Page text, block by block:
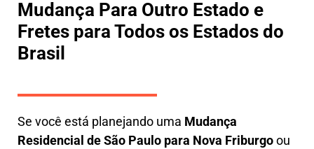
Mudança Para Outro Estado e
Fretes para Todos os Estados do
Brasil
Se você está planejando uma Mudança
Residencial de São Paulo para Nova Friburgoou